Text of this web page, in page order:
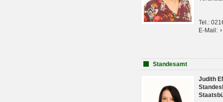
Tel.:
E-Mail:
Standesamt
Judith